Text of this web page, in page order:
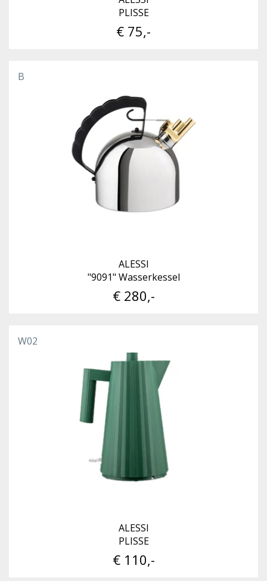
PLISSE
€ 75,-
B
ALESSI
"9091" Wasserkessel
€ 280,-
W02
ALESSI
PLISSE
€ 110,-